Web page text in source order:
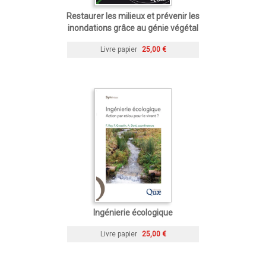
Restaurer les milieux et prévenir les
inondations grâce au génie végétal
Livre papier 25,00 €
Ingénierie écologique
Livre papier 25,00 €